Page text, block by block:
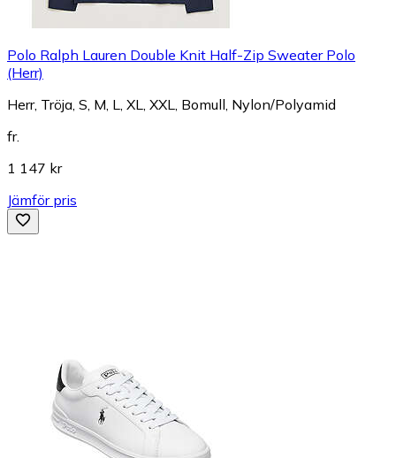
Polo Ralph Lauren Double Knit Half-Zip Sweater Polo
(Herr)
Herr, Tröja, S, M, L, XL, XXL, Bomull, Nylon/Polyamid
fr.
1 147 kr
Jämför pris